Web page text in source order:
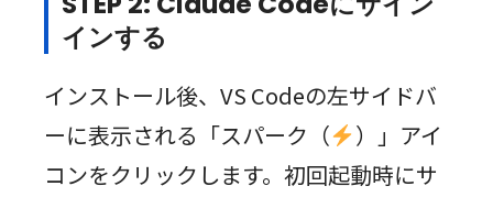
インする
インストール後、VS Codeの左サイドバ
ーに表示される「スパーク（
）」アイ
コンをクリックします。初回起動時にサ